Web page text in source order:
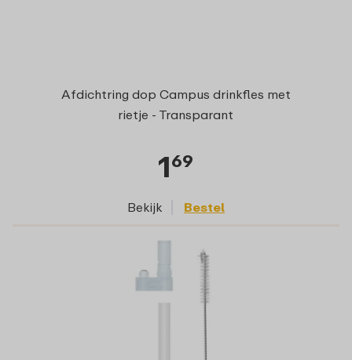
Afdichtring dop Campus drinkfles met
rietje - Transparant
169
Bekijk Bestel